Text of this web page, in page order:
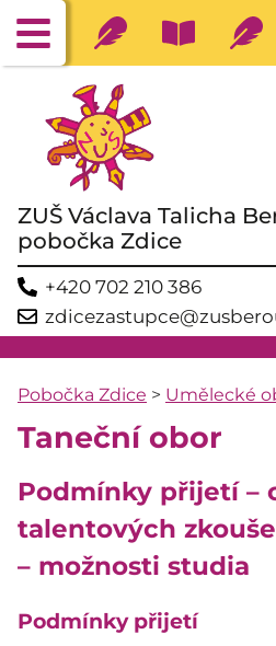
ZUŠ Václava Talicha
pobočka Zdice
+420 702 210 386
Pobočka Zdice > Umělecké
Taneční obor
Podmínky přijetí –
talentových
– možnosti studia
Podmínky přijetí